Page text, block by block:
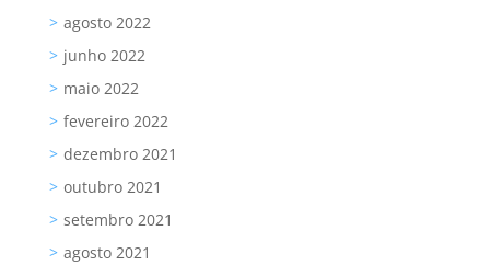
agosto 2022
junho 2022
maio 2022
fevereiro 2022
dezembro 2021
outubro 2021
setembro 2021
agosto 2021